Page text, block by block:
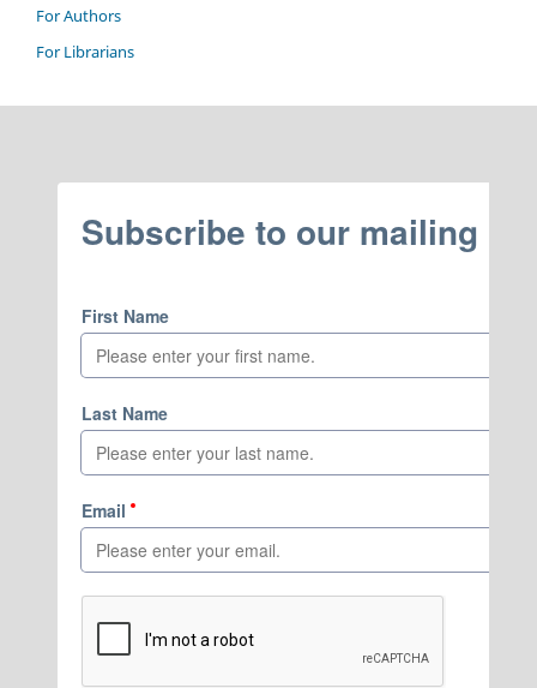
For Authors
For Librarians